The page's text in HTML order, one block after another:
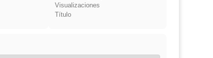
Visualizaciones
Título